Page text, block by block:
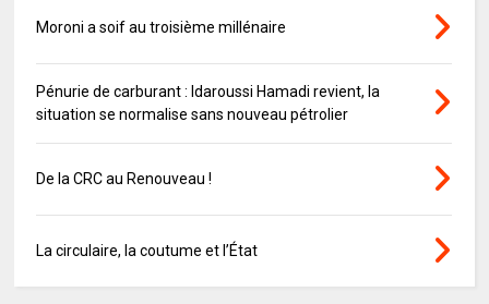
Moroni a soif au troisième millénaire
Pénurie de carburant : Idaroussi Hamadi revient, la
situation se normalise sans nouveau pétrolier
De la CRC au Renouveau !
La circulaire, la coutume et l’État